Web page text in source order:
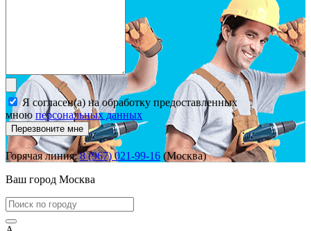
Я согласен(а) на обработку предоставленных
мною персональных данных
Перезвоните мне
Горячая линия:8 (967) 021-99-16 (Москва)
Ваш город Москва